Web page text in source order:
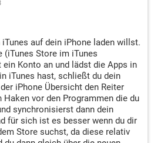
auf dein iPhone laden willst.
(iTunes Store im iTunes
Konto an und lädst die Apps in
iTunes hast, schließt du dein
iPhone Übersicht den Reiter
vor den Programmen die du
synchronisierst dann dein
für sich ist es besser wenn du dir
Store suchst, da diese relativ